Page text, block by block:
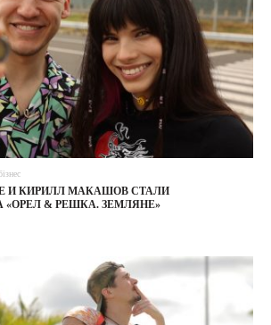
И КИРИЛЛ МАКАШОВ СТАЛИ
& РЕШКА. ЗЕМЛЯНЕ»